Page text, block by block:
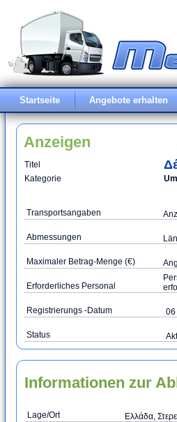
Startseite Angebote erhalten
Anzeigen
Titel
Kategorie
Transportsangaben
Abmessungen
Maximaler Betrag-Menge (€)
Erforderliches Personal
Registrierungs -Datum 06
Status
Informationen zur
Lage/Ort Ελλάδα,